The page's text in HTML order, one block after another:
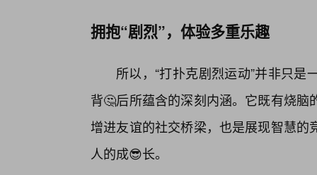
拥抱“剧烈”，体验多重乐趣
所以，“打扑克剧烈运动”并非只
背🤔后所蕴含的深刻内涵。它既有烧
增进友谊的社交桥梁，也是展现智慧
人的成😎长。